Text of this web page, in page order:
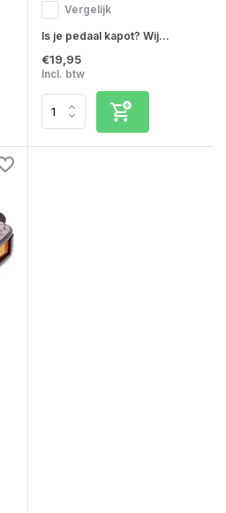
Vergelijk
Is je pedaal kapot? Wij...
€19,95
Incl. btw